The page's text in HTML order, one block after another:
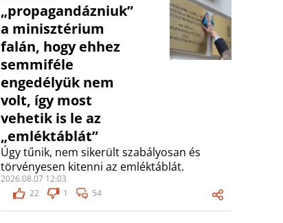
„propagandázniuk”
a minisztérium
falán, hogy ehhez
semmiféle
engedélyük nem
volt, így most
vehetik is le az
„emléktáblát”
Úgy tűnik, nem sikerült szabályosan és
törvényesen kitenni az emléktáblát.
2026.08.07 12:03
22
1 54